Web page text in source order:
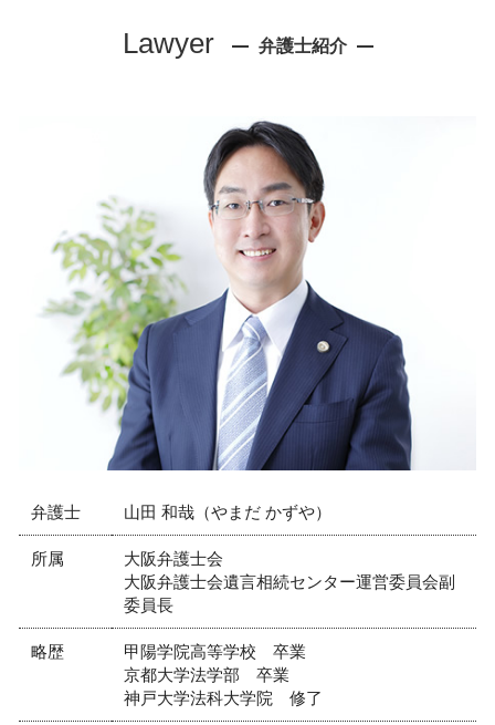
企業法務 法律事務所
企業コンプライアンス 弁護士
退職 残業代 請求
債権回収 法律事務所
労働審判 流れ
問題社員 辞めさせ方
売掛金 払ってくれない
労働基準法 時間外
労働問題 弁護士 相談 西宮市
企業法務 弁護士 相談 神戸市
離婚 弁護士 相談 尼崎市
労働問題 弁護士 相談 神戸市
相続 弁護士 相談 尼崎市
債権回収 弁護士 相談 西宮市
リーガルチェック 弁護士 相談 尼崎市
リーガルチェック 弁護士 相談 神戸市
顧問弁護士 弁護士 相談 大阪市
労働問題 弁護士 相談 尼崎市
離婚 弁護士 相談 西宮市
交通事故 弁護士 相談 大阪市
不動産トラブル 弁護士 相談 西宮市
債権回収 弁護士 相談 尼崎市
Lawyer 弁護士紹介
弁護士 山田 和哉（やまだ かずや）
所属
大阪弁護士会
大阪弁護士会遺言相続センター運営委員会副
委員長
略歴
甲陽学院高等学校 卒業
京都大学法学部 卒業
神戸大学法科大学院 修了